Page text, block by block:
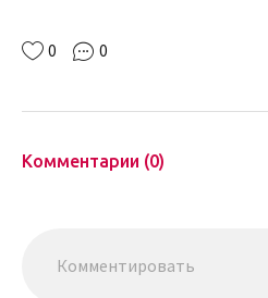
0 0
Комментарии (0)